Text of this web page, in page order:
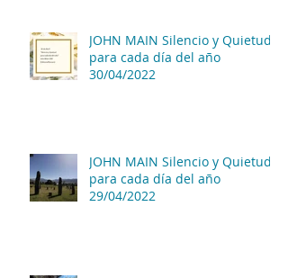
JOHN MAIN Silencio y Quietud
para cada día del año
30/04/2022
JOHN MAIN Silencio y Quietud
para cada día del año
29/04/2022